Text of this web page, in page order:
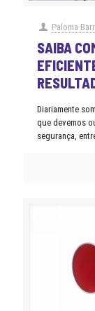
Paloma
SAIBA
Diariamente
que devemos
segurança,